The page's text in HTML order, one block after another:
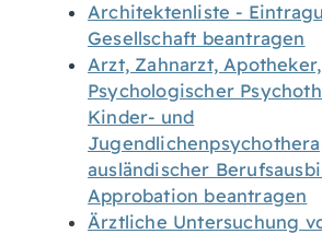
Architektenliste -
Gesellschaft beantragen
Arzt, Zahnarzt, Apotheker,
Psychologischer
Kinder- und
ausländischer
Approbation beantragen
Ärztliche Untersuchung